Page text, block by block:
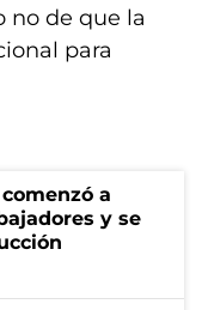
no de que la
para
a
y se